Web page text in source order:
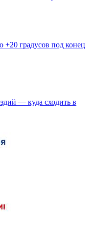
+20 градусов под конец
— куда сходить в